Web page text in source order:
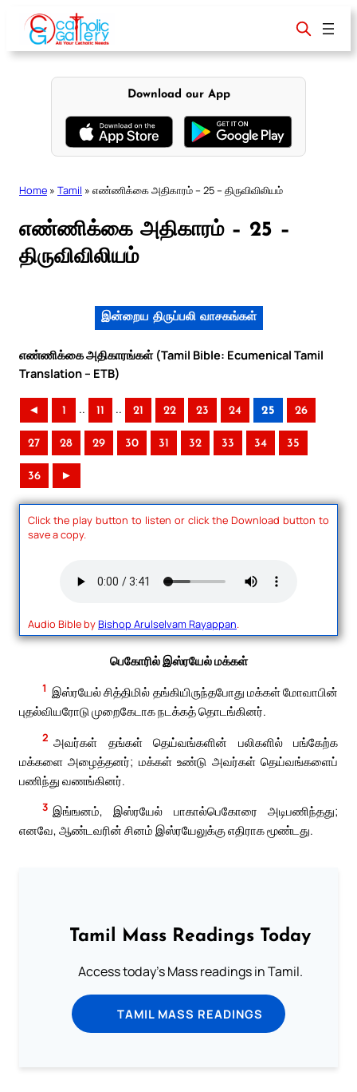
content
Download our App
Home » Tamil » எண்ணிக்கை அதிகாரம் – 25 – திருவிவிலியம்
எண்ணிக்கை அதிகாரம் – 25 –
திருவிவிலியம்
இன்றைய திருப்பலி வாசகங்கள்
எண்ணிக்கை அதிகாரங்கள் (Tamil Bible: Ecumenical Tamil
Translation – ETB)
◄ 1 .. 11 .. 21 22 23 24 25 26
27 28 29 30 31 32 33 34 35
36 ►
Click the play button to listen or click the Download button to
save a copy.
Audio Bible byBishop Arulselvam Rayappan.
பெகோரில் இஸ்ரயேல் மக்கள்
1 இஸ்ரயேல் சித்திமில் தங்கியிருந்தபோது மக்கள் மோவாபின்
புதல்வியரோடு முறைகேடாக நடக்கத் தொடங்கினர்.
2 அவர்கள் தங்கள் தெய்வங்களின் பலிகளில் பங்கேற்க
மக்களை அழைத்தனர்; மக்கள் உண்டு அவர்கள் தெய்வங்களைப்
பணிந்து வணங்கினர்.
3 இங்ஙனம், இஸ்ரயேல் பாகால்பெகோரை அடிபணிந்தது;
எனவே, ஆண்டவரின் சினம் இஸ்ரயேலுக்கு எதிராக மூண்டது.
Tamil Mass Readings Today
Access today's Mass readings in Tamil.
TAMIL MASS READINGS